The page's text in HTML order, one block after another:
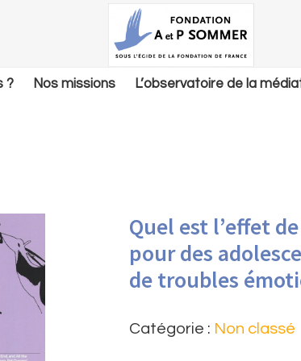
? Nos missions L’observatoire de la
Quel est l’effet
pour des
de troubles
Catégorie : Non classé